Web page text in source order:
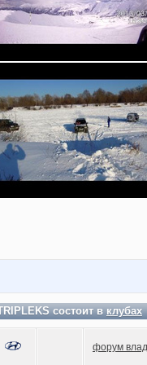
состоит вклубах
форум